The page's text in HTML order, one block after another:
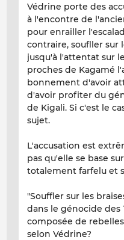
Védrine porte des
à l'encontre de
pour enrailler
contraire, soufller sur
jusqu'à l'attentat sur
proches de Kagamé
bonnement d'avoir
d'avoir profiter du
de Kigali. Si c'est le
sujet.
L'accusation est
pas qu'elle se base
totalement farfelu et
"Souffler sur les
dans le génocide des
composée de
selon Védrine?